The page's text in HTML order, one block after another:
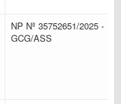
NP Nº 35752651/2025 -
GCG/ASS